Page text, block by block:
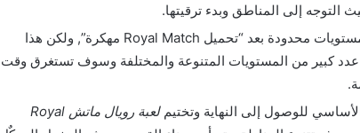
إلى المناطق وبدء ترقيتها.
قد يظن البعض أن المستويات محدودة بعد “تحميل Royal Match مهكرة”, ولكن هذا
عدد كبير من المستويات المتنوعة والمختلفة وسوف تستغرق وقت
للوصول إلى النهاية وتختيم
لعبة رويال ماتش Royal